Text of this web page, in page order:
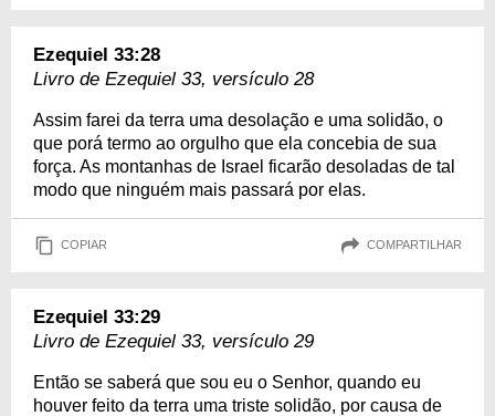
Ezequiel 33:28
Livro de Ezequiel 33, versículo 28
Assim farei da terra uma desolação e uma solidão, o
que porá termo ao orgulho que ela concebia de sua
força. As montanhas de Israel ficarão desoladas de tal
modo que ninguém mais passará por elas.
COPIAR COMPARTILHAR
Ezequiel 33:29
Livro de Ezequiel 33, versículo 29
Então se saberá que sou eu o Senhor, quando eu
houver feito da terra uma triste solidão, por causa de